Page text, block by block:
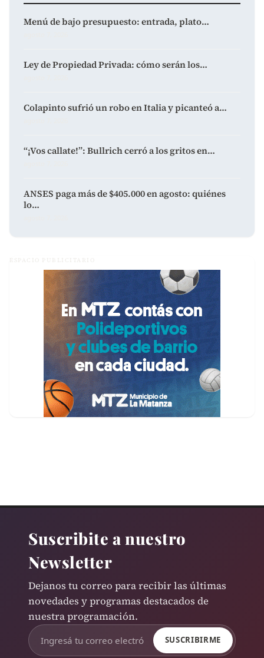
Menú de bajo presupuesto: entrada, plato…
Ley de Propiedad Privada: cómo serán los…
Colapinto sufrió un robo en Italia y picanteó a…
“¡Vos callate!”: Bullrich cerró a los gritos en…
ANSES paga más de $405.000 en agosto: quiénes
lo…
ESPACIO PUBLICITARIO
Suscribite a nuestro
Newsletter
Dejanos tu correo para recibir las últimas
novedades y programas destacados de
nuestra programación.
SUSCRIBIRME